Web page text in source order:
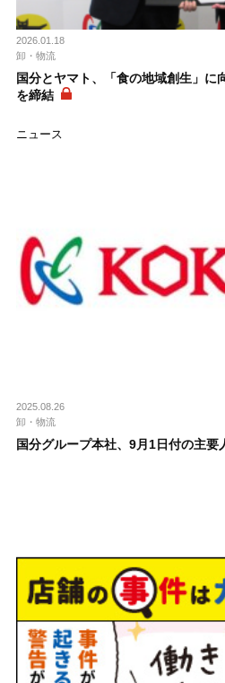
2026.01.18
卸・物流
国分とヤマト、「食の地域創生」に
を締結
ニュース
2025.08.26
卸・物流
国分グループ本社、9月1日付の主要